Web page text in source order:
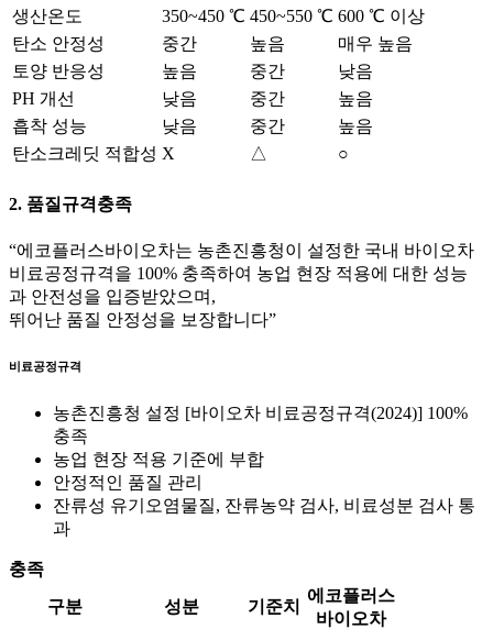
생산온도
350~450 ℃ 450~550 ℃ 600 ℃ 이상
탄소 안정성
중간 높음
매우 높음
토양 반응성
높음 중간
낮음
PH 개선
낮음 중간
높음
흡착 성능
낮음 중간
높음
탄소크레딧 적합성 X △ ○
2. 품질규격충족
“에코플러스바이오차는 농촌진흥청이 설정한 국내 바이오차
비료공정규격을 100% 충족하여 농업 현장 적용에 대한 성능
과 안전성을 입증받았으며,
뛰어난 품질 안정성을 보장합니다”
비료공정규격
농촌진흥청 설정 [바이오차 비료공정규격(2024)] 100%
충족
농업 현장 적용 기준에 부합
안정적인 품질 관리
잔류성 유기오염물질, 잔류농약 검사, 비료성분 검사 통
과
충족
구분
성분 기준치
에코플러스
바이오차